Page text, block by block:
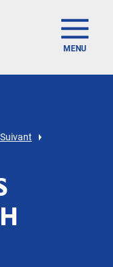
MENU
Suivant